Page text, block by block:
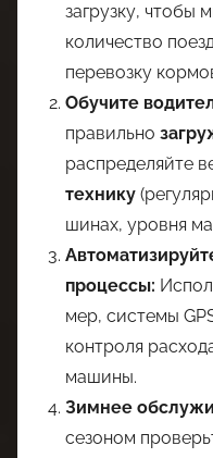
загрузку, чтобы
количество
перевозку
Обучите
правильно
распределяйте
технику
шинах, уровня
процессы:
мер, системы
контроля
машины.
Зимнее
сезоном